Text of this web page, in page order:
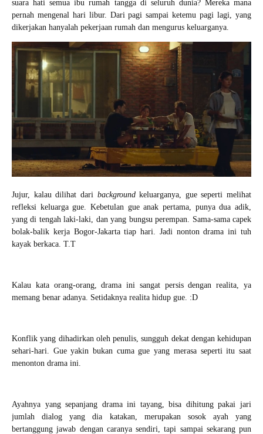
suara hati semua ibu rumah tangga di seluruh dunia? Mereka mana
pernah mengenal hari libur. Dari pagi sampai ketemu pagi lagi, yang
dikerjakan hanyalah pekerjaan rumah dan mengurus keluarganya.
Jujur, kalau dilihat dari backgroundkeluarganya, gue seperti melihat
refleksi keluarga gue. Kebetulan gue anak pertama, punya dua adik,
yang di tengah laki-laki, dan yang bungsu perempan. Sama-sama capek
bolak-balik kerja Bogor-Jakarta tiap hari. Jadi nonton drama ini tuh
kayak berkaca. T.T
Kalau kata orang-orang, drama ini sangat persis dengan realita, ya
memang benar adanya. Setidaknya realita hidup gue. :D
Konflik yang dihadirkan oleh penulis, sungguh dekat dengan kehidupan
sehari-hari. Gue yakin bukan cuma gue yang merasa seperti itu saat
menonton drama ini.
Ayahnya yang sepanjang drama ini tayang, bisa dihitung pakai jari
jumlah dialog yang dia katakan, merupakan sosok ayah yang
bertanggung jawab dengan caranya sendiri, tapi sampai sekarang pun